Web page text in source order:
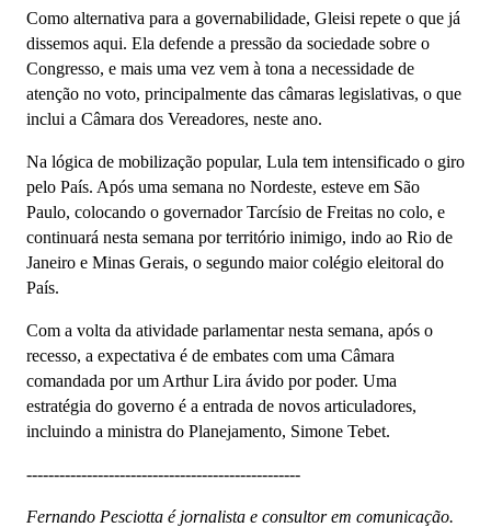
Como alternativa para a governabilidade, Gleisi repete o que já
dissemos aqui. Ela defende a pressão da sociedade sobre o
Congresso, e mais uma vez vem à tona a necessidade de
atenção no voto, principalmente das câmaras legislativas, o que
inclui a Câmara dos Vereadores, neste ano.
Na lógica de mobilização popular, Lula tem intensificado o giro
pelo País. Após uma semana no Nordeste, esteve em São
Paulo, colocando o governador Tarcísio de Freitas no colo, e
continuará nesta semana por território inimigo, indo ao Rio de
Janeiro e Minas Gerais, o segundo maior colégio eleitoral do
País.
Com a volta da atividade parlamentar nesta semana, após o
recesso, a expectativa é de embates com uma Câmara
comandada por um Arthur Lira ávido por poder. Uma
estratégia do governo é a entrada de novos articuladores,
incluindo a ministra do Planejamento, Simone Tebet.
--------------------------------------------------
Fernando Pesciotta é jornalista e consultor em comunicação.